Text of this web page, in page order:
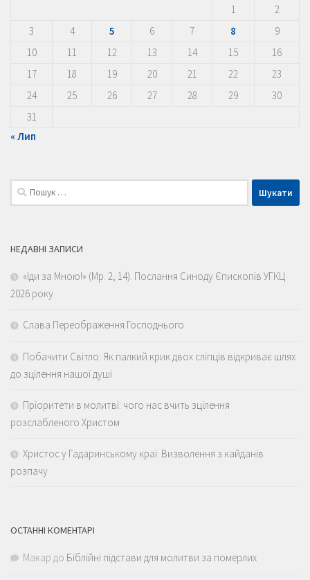
1
2
3
4 5 6 7 8
9
10
11 12 13 14 15
16
17
18 19 20 21 22
23
24
25 26 27 28 29
30
31
« Лип
Пошук:
НЕДАВНІ ЗАПИСИ
«Іди за Мною!» (Мр. 2, 14). Послання Синоду Єпископів УГКЦ
2026 року
Слава Переображення Господнього
Побачити Світло: Як палкий крик двох сліпців відкриває шлях
до зцілення нашої душі
Пріоритети в молитві: чого нас вчить зцілення
розслабленого Христом
Христос у Гадаринському краї: Визволення з кайданів
розпачу
ОСТАННІ КОМЕНТАРІ
Макар до Біблійні підстави для молитви за померлих